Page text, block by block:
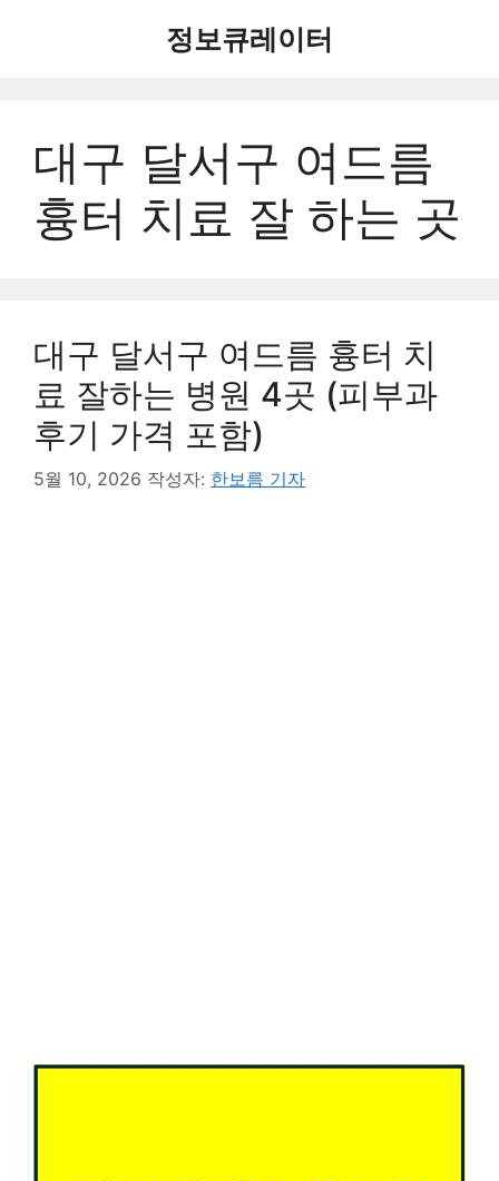
정보큐레이터
대구 달서구 여드름
흉터 치료 잘 하는 곳
대구 달서구 여드름 흉터 치
료 잘하는 병원 4곳 (피부과
후기 가격 포함)
5월 10, 2026 작성자: 한보름 기자